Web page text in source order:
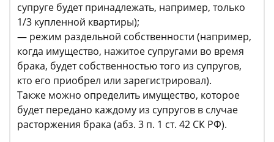
супруге будет принадлежать, например, только
1/3 купленной квартиры);
— режим раздельной собственности (например,
когда имущество, нажитое супругами во время
брака, будет собственностью того из супругов,
кто его приобрел или зарегистрировал).
Также можно определить имущество, которое
будет передано каждому из супругов в случае
расторжения брака (абз. 3 п. 1 ст. 42 СК РФ).